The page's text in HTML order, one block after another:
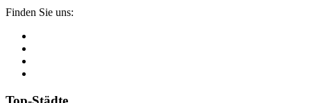
Finden Sie uns: